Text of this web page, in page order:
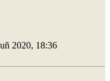
2020, 18:36